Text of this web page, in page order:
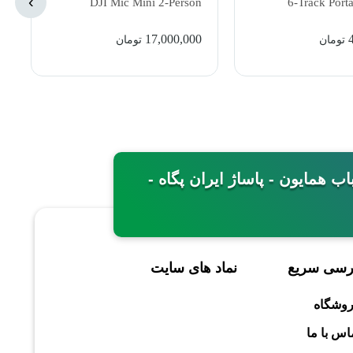
6-Track
تومان
DJI Mic Mini 2-Person
System
17,000,000 تومان
- خیابان باب همایون - پاساژ ایران پگاه -
سریع
با ما
نماد های سایت